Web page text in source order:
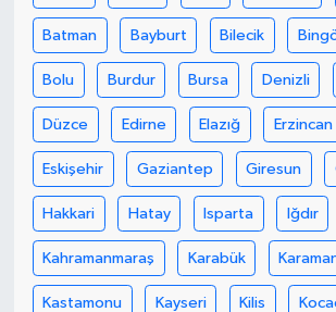
Batman Bayburt Bilecik
Bolu Burdur Bursa Denizli
Düzce Edirne Elazığ Erzincan
Eskişehir Gaziantep Giresun
Hakkari Hatay Isparta Iğdır
Kahramanmaraş Karabük
Kastamonu Kayseri Kilis